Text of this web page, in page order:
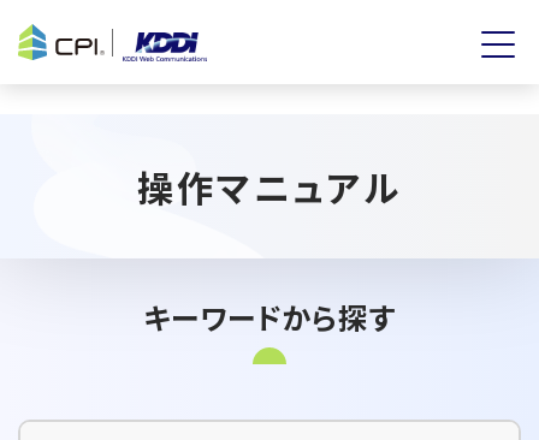
操作マニュアル
キーワードから探す